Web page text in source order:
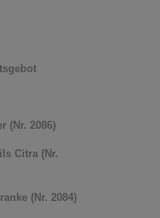
(Nr. 2086)
Citra (Nr.
(Nr. 2084)